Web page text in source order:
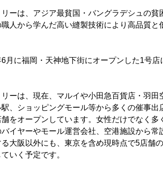
ーは、アジア最貧国・バングラデシュの
人から学んだ高い縫製技術により高品質と
月に福岡・天神地下街にオープンした1号
ーは、現在、マルイや小田急百貨店・羽田
、ショッピングモール等から多くの催事出
をオープンしています。女性だけでなく
イヤーやモール運営会社、空港施設から
大阪以外にも、東京を含め現時点で5店舗
いく予定です。